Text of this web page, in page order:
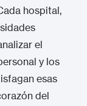
hospital,
el
y los
esas
del